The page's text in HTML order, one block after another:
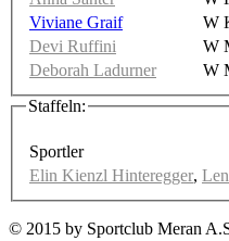
Viviane Graif
W
Devi Ruffini
W
Deborah Ladurner
W
Staffeln:
Sportler
Elin Kienzl Hinteregger,
© 2015 by Sportclub Meran